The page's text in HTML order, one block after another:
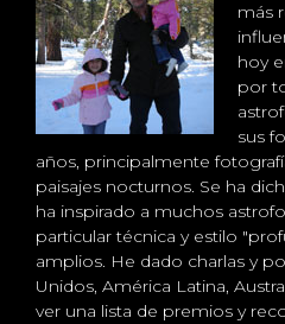
más
hoy
por
sus
años, principalmente
paisajes nocturnos. Se ha
ha inspirado a muchos
particular técnica y estilo
amplios. He dado charlas y
Unidos, América Latina,
ver una lista de premios y